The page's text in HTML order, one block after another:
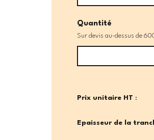
Quantité
Sur devis au-dessus de
Prix unitaire HT :
Epaisseur de la